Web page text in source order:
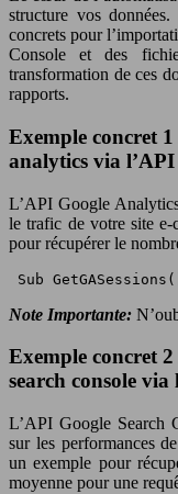
structure vos
concrets pour
Console et des
transformation de ces
rapports.
Exemple concret
analytics via l’API
L’API Google
le trafic de votre site
pour récupérer le
Sub
Note Importante:
Exemple concret
search console via
L’API Google Search
sur les performances
un exemple pour
moyenne pour une